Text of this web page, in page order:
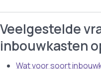
Veelgestelde
inbouwkasten
Wat voor soort